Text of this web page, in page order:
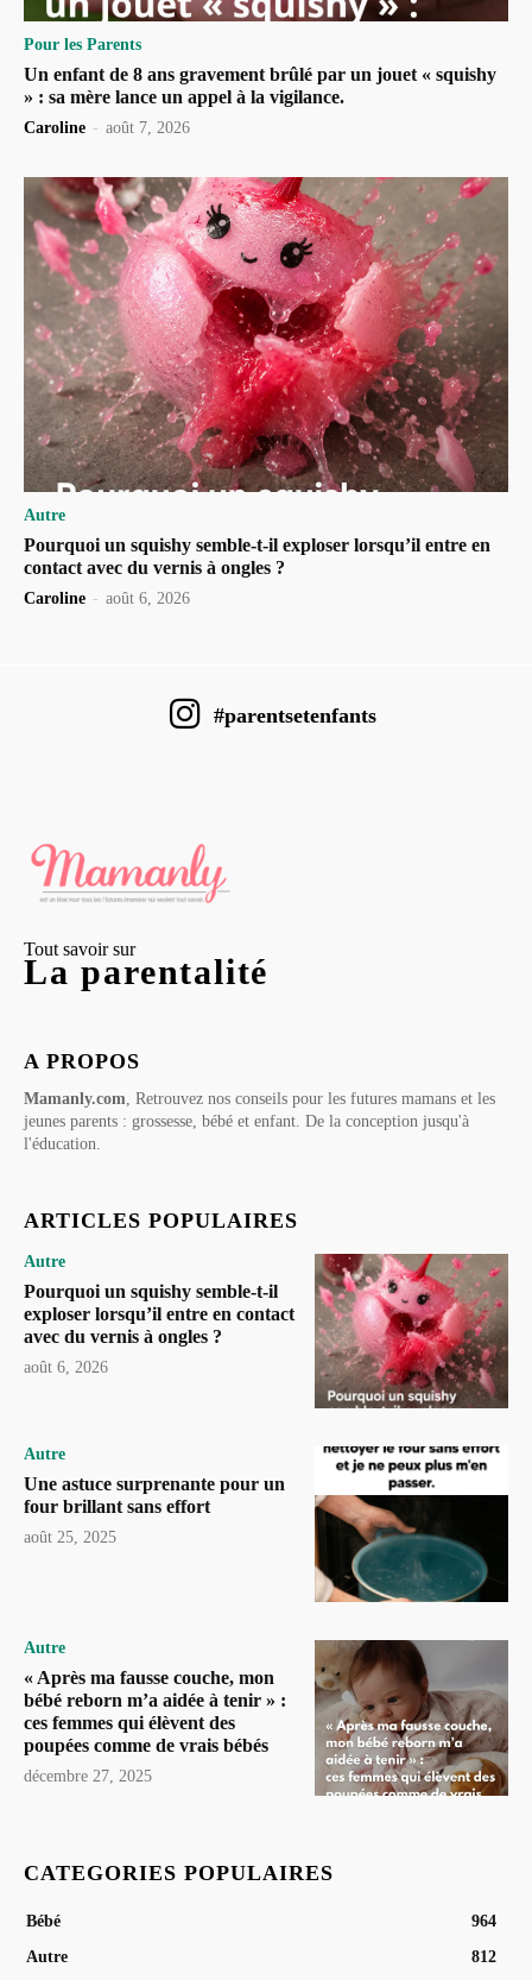
Pour les Parents
Un enfant de 8 ans gravement brûlé par un jouet « squishy
» : sa mère lance un appel à la vigilance.
Caroline - août 7, 2026
Autre
Pourquoi un squishy semble-t-il exploser lorsqu’il entre en
contact avec du vernis à ongles ?
Caroline - août 6, 2026
#parentsetenfants
Tout savoir sur
La parentalité
A PROPOS
Mamanly.com , Retrouvez nos conseils pour les futures mamans et les
jeunes parents : grossesse, bébé et enfant. De la conception jusqu'à
l'éducation.
ARTICLES POPULAIRES
Autre
Pourquoi un squishy semble-t-il
exploser lorsqu’il entre en contact
avec du vernis à ongles ?
août 6, 2026
Autre
Une astuce surprenante pour un
four brillant sans effort
août 25, 2025
Autre
« Après ma fausse couche, mon
bébé reborn m’a aidée à tenir » :
ces femmes qui élèvent des
poupées comme de vrais bébés
décembre 27, 2025
CATEGORIES POPULAIRES
Bébé
964
Autre
812